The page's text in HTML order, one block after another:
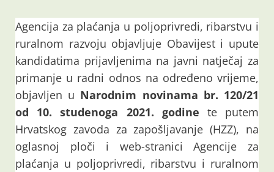
Agencija za plaćanja u poljoprivredi, ribarstvu i
ruralnom razvoju objavljuje Obavijest i upute
kandidatima prijavljenima na javni natječaj za
primanje u radni odnos na određeno vrijeme,
objavljen u Narodnim novinama br. 120/21
od 10. studenoga 2021. godine te putem
Hrvatskog zavoda za zapošljavanje (HZZ), na
oglasnoj ploči i web-stranici Agencije za
plaćanja u poljoprivredi, ribarstvu i ruralnom